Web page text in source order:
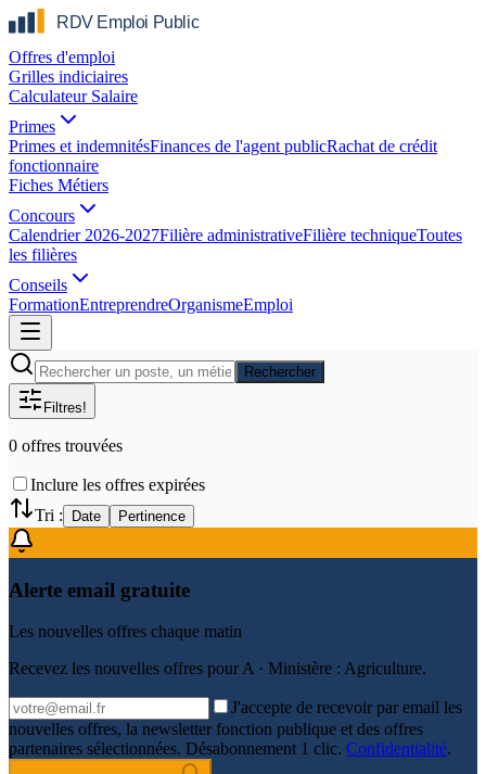
Offres d'emploi
Grilles indiciaires
Calculateur Salaire
Primes
Primes et indemnitésFinances de l'agent publicRachat de crédit
fonctionnaire
Fiches Métiers
Concours
Calendrier 2026-2027Filière administrativeFilière techniqueToutes
les filières
Conseils
FormationEntreprendreOrganismeEmploi
Rechercher
Filtres!
0 offres trouvées
Inclure les offres expirées
Tri :
Date Pertinence
Alerte email gratuite
Les nouvelles offres chaque matin
Recevez les nouvelles offres pourA · Ministère : Agriculture.
J'accepte de recevoir par email les
nouvelles offres, la newsletter fonction publique et des offres
partenaires sélectionnées. Désabonnement 1 clic. Confidentialité.